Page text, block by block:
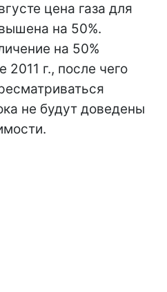
цена газа для
на 50%.
на 50%
г., после чего
не будут доведены